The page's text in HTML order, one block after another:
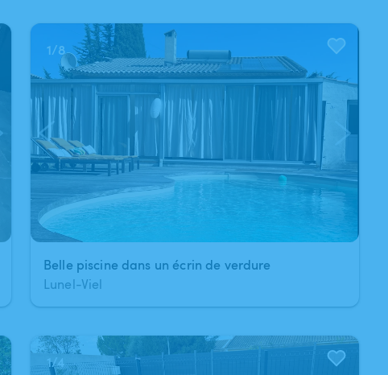
1/8
Belle piscine dans un écrin de verdure
Lunel-Viel
1/4